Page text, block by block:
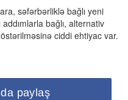
səfərbərliklə bağlı yeni
bağlı, alternativ
ciddi ehtiyac var.
paylaş